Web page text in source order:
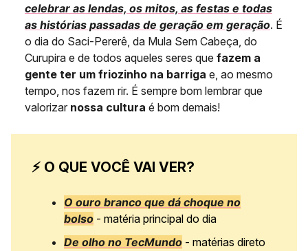
celebrar as lendas, os mitos, as festas e todas
as histórias passadas de geração em geração. É
o dia do Saci-Pererê, da Mula Sem Cabeça, do
Curupira e de todos aqueles seres que fazem a
gente ter um friozinho na barriga e, ao mesmo
tempo, nos fazem rir. É sempre bom lembrar que
valorizar nossa cultura é bom demais!
⚡ O QUE VOCÊ VAI VER?
O ouro branco que dá choque no
bolso - matéria principal do dia
De olho no TecMundo - matérias direto